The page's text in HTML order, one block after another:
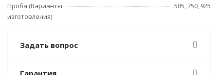
Проба (Варианты
изготовления)
585, 750, 925
Задать вопрос
Гарантия